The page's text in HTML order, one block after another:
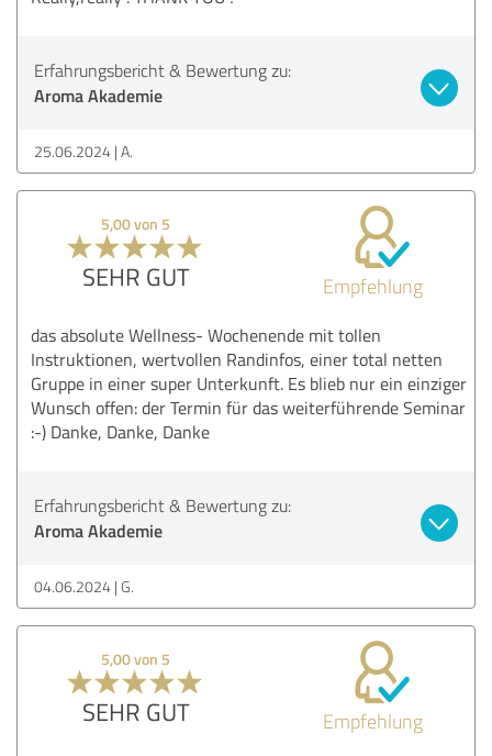
Erfahrungsbericht & Bewertung zu:
Aroma Akademie
25.06.2024 A.
5,00 von 5
SEHR GUT Empfehlung
das absolute Wellness- Wochenende mit tollen
Instruktionen, wertvollen Randinfos, einer total netten
Gruppe in einer super Unterkunft. Es blieb nur ein einziger
Wunsch offen: der Termin für das weiterführende Seminar
:-) Danke, Danke, Danke
Erfahrungsbericht & Bewertung zu:
Aroma Akademie
04.06.2024 G.
5,00 von 5
SEHR GUT Empfehlung